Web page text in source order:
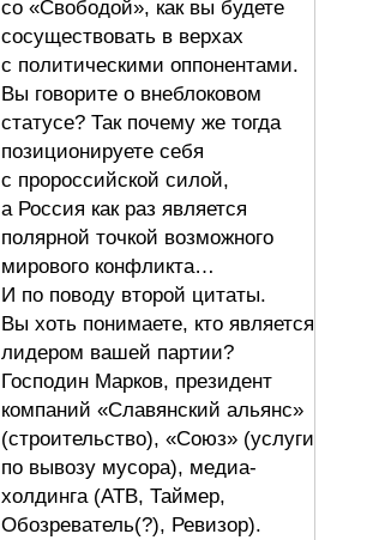
со «Свободой», как вы будете
сосуществовать в верхах
с политическими оппонентами.
Вы говорите о внеблоковом
статусе? Так почему же тогда
позиционируете себя
с пророссийской силой,
а Россия как раз является
полярной точкой возможного
мирового конфликта…
И по поводу второй цитаты.
Вы хоть понимаете, кто является
лидером вашей партии?
Господин Марков, президент
компаний «Славянский альянс»
(строительство), «Союз» (услуги
по вывозу мусора), медиа-
холдинга (АТВ, Таймер,
Обозреватель(?), Ревизор).